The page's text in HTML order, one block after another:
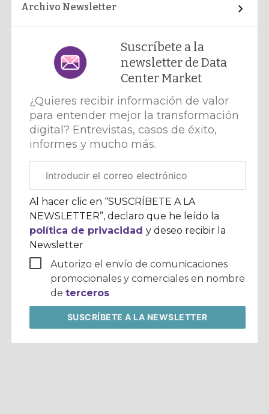
Archivo Newsletter
Suscríbete a la
newsletter de Data
Center Market
¿Quieres recibir información de valor
para entender mejor la transformación
digital? Entrevistas, casos de éxito,
informes y mucho más.
electrónico
corporativo
Al hacer clic en “SUSCRÍBETE A LA
NEWSLETTER”, declaro que he leído la
política de privacidady deseo recibir la
Newsletter
Autorizo el envío de comunicaciones
promocionales y comerciales en nombre
deterceros
SUSCRÍBETEA LA NEWSLETTER